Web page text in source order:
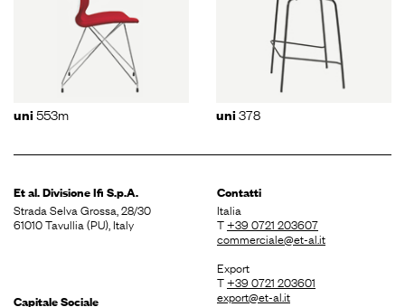
uni553m uni378
Et al. DivisioneIfi S.p.A.
Strada Selva Grossa, 28/30
61010 Tavullia (PU), Italy
Capitale Sociale
Contatti
Italia
T+39 0721 203607
commerciale@et-al.it
Export
T+39 0721 203601
export@et-al.it